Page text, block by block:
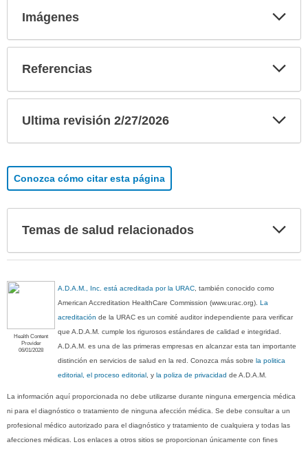
Imágenes
Referencias
Ultima revisión 2/27/2026
Conozca cómo citar esta página
Temas de salud relacionados
Health Content
Provider
06/01/2028
A.D.A.M., Inc. está acreditada por la URAC , también conocido como
American Accreditation HealthCare Commission (www.urac.org).La
acreditación de la URAC es un comité auditor independiente para verificar
que A.D.A.M. cumple los rigurosos estándares de calidad e integridad.
A.D.A.M. es una de las primeras empresas en alcanzar esta tan importante
distinción en servicios de salud en la red. Conozca más sobrela politica
editorial, el proceso editorial , yla poliza de privacidad de A.D.A.M.
La información aquí proporcionada no debe utilizarse durante ninguna emergencia médica
ni para el diagnóstico o tratamiento de ninguna afección médica. Se debe consultar a un
profesional médico autorizado para el diagnóstico y tratamiento de cualquiera y todas las
afecciones médicas. Los enlaces a otros sitios se proporcionan únicamente con fines